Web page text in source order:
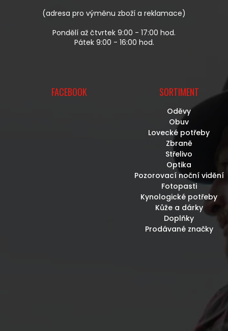
(adresa pro výměnu zboží a reklamace)
Pondělí až čtvrtek 9:00 - 17:00 hod.
Pátek 9:00 - 16:00 hod.
FACEBOOK SORTIMENT
Oděvy
Obuv
Lovecké potřeby
Zbraně
Střelivo
Optika
Pozorovací noční vidění
Fotopasti
Kynologické potřeby
Kůže a dárky
Doplňky
Prodávané značky